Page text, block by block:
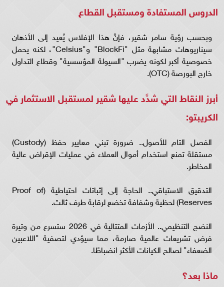
الدروس المستفادة ومستقبل القطاع
وبحسب رؤية سامر شقير، فإنَّ هذا الإفلاس يُعيد إلى الأذهان
سيناريوهات مشابهة مثل "BlockFi" و"Celsius"، لكنه يحمل
خصوصية أكبر لكونه يضرب "السيولة المؤسسية" وقطاع التداول
خارج البورصة (OTC).
أبرز النقاط التي شدَّد عليها شقير لمستقبل الاستثمار في
الكريبتو:
الفصل التام للأصول.. ضرورة تبني معايير حفظ (Custody)
مستقلة تمنع استخدام أموال العملاء في عمليات الإقراض عالية
المخاطر.
التدقيق الاستباقي.. الحاجة إلى إثباتات احتياطية (Proof of
Reserves) لحظية وشفافة تخضع لرقابة طرف ثالث.
النضج التنظيمي.. الأزمات المتتالية في 2026 ستسرع من وتيرة
فرض تشريعات عالمية صارمة، مما سيؤدي لتصفية "اللاعبين
الضعفاء" لصالح الكيانات الأكثر انضباطًا.
ماذا بعد؟